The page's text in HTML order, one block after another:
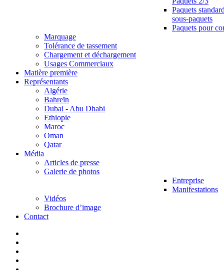
Paquets
sous-paquets
Paquets pour
Marquage
Tolérance de tassement
Chargement et déchargement
Usages Commerciaux
Matière première
Représentants
Algérie
Bahreïn
Dubai - Abu Dhabi
Ethiopie
Maroc
Oman
Qatar
Média
Articles de presse
Galerie de photos
Entreprise
Manifestations
Vidéos
Brochure d’image
Contact